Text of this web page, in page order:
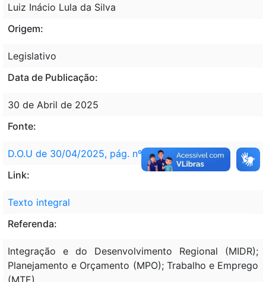
Luiz Inácio Lula da Silva
Origem:
Legislativo
Data de Publicação:
30 de Abril de 2025
Fonte:
D.O.U de 30/04/2025, pág. nº 1
Link:
Texto integral
Referenda:
Integração e do Desenvolvimento Regional (MIDR);
Planejamento e Orçamento (MPO); Trabalho e Emprego
(MTE)